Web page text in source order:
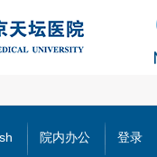
院内办公 登录